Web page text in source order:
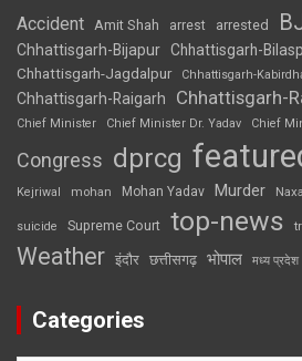
Accident Amit Shah arrest arrested
Chhattisgarh-Bijapur Chhattisgarh-
Chhattisgarh-Jagdalpur Chhattisgarh-
Chhattisgarh-Raigarh Chhattisgarh-
Chief Minister
Chief Minister Dr. Yadav Chief
Congress dprcg
Kejriwal mohan Mohan Yadav Murder
suicide Supreme Court top-news
Weather इंदौर छत्तीसगढ़ भोपाल मध्य प्रदेश
Categories